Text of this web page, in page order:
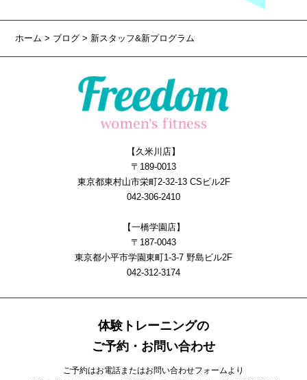
ホーム> ブログ > 新スタッフ&新プログラム
【久米川店】
〒189-0013
東京都東村山市栄町2-32-13 CSビル2F
042-306-2410
【一橋学園店】
〒187-0043
東京都小平市学園東町1-3-7 野島ビル2F
042-312-3174
体験トレーニングの
ご予約・お問い合わせ
ご予約はお電話またはお問い合わせフォームより